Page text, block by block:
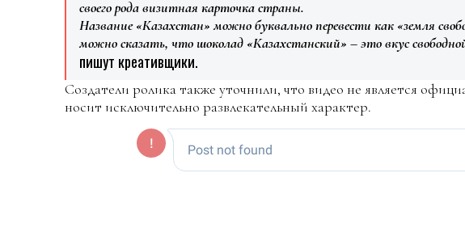
своего рода визитная карточка страны.
Название «Казахстан» можно буквально перевести как «земля
можно сказать, что шоколад «Казахстанский» – это вкус
пишут креативщики.
Создатели ролика также уточнили, что видео не является
носит исключительно развлекательный характер.